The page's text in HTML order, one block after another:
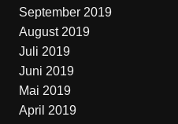
September 2019
August 2019
Juli 2019
Juni 2019
Mai 2019
April 2019